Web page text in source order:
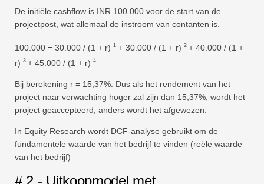
De initiële cashflow is INR 100.000 voor de start van de
projectpost, wat allemaal de instroom van contanten is.
100.000 = 30.000 / (1 + r) 1 + 30.000 / (1 + r) 2 + 40.000 / (1 +
r) 3 + 45.000 / (1 + r) 4
Bij berekening r = 15,37%. Dus als het rendement van het
project naar verwachting hoger zal zijn dan 15,37%, wordt het
project geaccepteerd, anders wordt het afgewezen.
In Equity Research wordt DCF-analyse gebruikt om de
fundamentele waarde van het bedrijf te vinden (reële waarde
van het bedrijf)
# 2 - Uitkoopmodel met